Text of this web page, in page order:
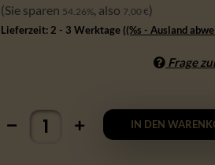
(Sie sparen 54.26%, also 7,00 €)
Lieferzeit: 2 - 3 Werktage ((%s - Ausland
Frage
IN DEN